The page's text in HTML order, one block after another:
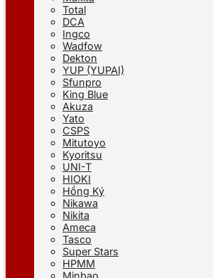
Total
DCA
Ingco
Wadfow
Dekton
YUP (YUPAI)
Sfunpro
King Blue
Akuza
Yato
CSPS
Mitutoyo
Kyoritsu
UNI-T
HIOKI
Hồng Ký
Nikawa
Nikita
Ameca
Tasco
Super Stars
HPMM
Minbao